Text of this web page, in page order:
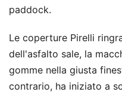
paddock.
Le coperture Pirelli
dell'asfalto sale, la
gomme nella giusta
contrario, ha iniziato a